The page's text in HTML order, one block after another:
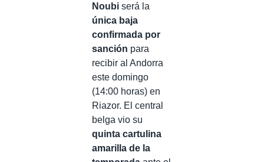
Noubi será la
única baja
confirmada por
sanción para
recibir al Andorra
este domingo
(14:00 horas) en
Riazor. El central
belga vio su
quinta cartulina
amarilla de la